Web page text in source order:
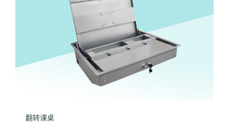
翻转课桌